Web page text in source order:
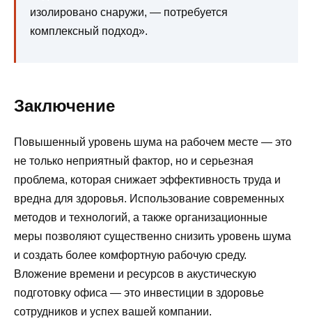
изолировано снаружи, — потребуется
комплексный подход».
Заключение
Повышенный уровень шума на рабочем месте — это
не только неприятный фактор, но и серьезная
проблема, которая снижает эффективность труда и
вредна для здоровья. Использование современных
методов и технологий, а также организационные
меры позволяют существенно снизить уровень шума
и создать более комфортную рабочую среду.
Вложение времени и ресурсов в акустическую
подготовку офиса — это инвестиции в здоровье
сотрудников и успех вашей компании.